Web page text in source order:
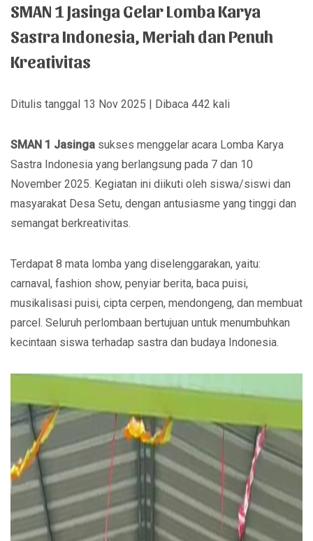
SMAN 1 Jasinga Gelar Lomba Karya
Sastra Indonesia, Meriah dan Penuh
Kreativitas
Ditulis tanggal 13 Nov 2025 | Dibaca 442 kali
SMAN 1 Jasinga sukses menggelar acara Lomba Karya
Sastra Indonesia yang berlangsung pada 7 dan 10
November 2025. Kegiatan ini diikuti oleh siswa/siswi dan
masyarakat Desa Setu, dengan antusiasme yang tinggi dan
semangat berkreativitas.
Terdapat 8 mata lomba yang diselenggarakan, yaitu:
carnaval, fashion show, penyiar berita, baca puisi,
musikalisasi puisi, cipta cerpen, mendongeng, dan membuat
parcel. Seluruh perlombaan bertujuan untuk menumbuhkan
kecintaan siswa terhadap sastra dan budaya Indonesia.